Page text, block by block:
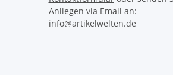
Anliegen via Email an:
info@artikelwelten.de